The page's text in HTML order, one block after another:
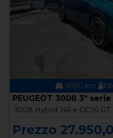
4500 km
PEUGEOT 3008 3ª serie
3008 Hybrid 145 e-DCS6 GT
Prezzo